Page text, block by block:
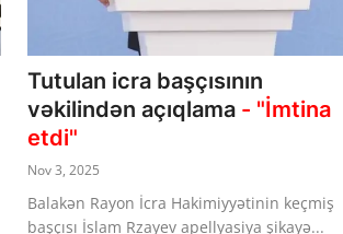
Tutulan icra başçısının
vəkilindən açıqlama - "İmtina
etdi"
Nov 3, 2025
Balakən Rayon İcra Hakimiyyətinin keçmiş
başçısı İslam Rzayev apellyasiya şikayə...